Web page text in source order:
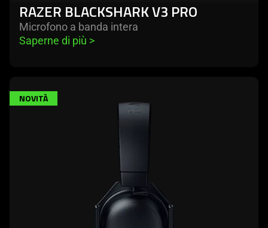
RAZER BLACKSHARK V3 PRO
Microfono a banda intera
Saperne di più >
NOVITÀ